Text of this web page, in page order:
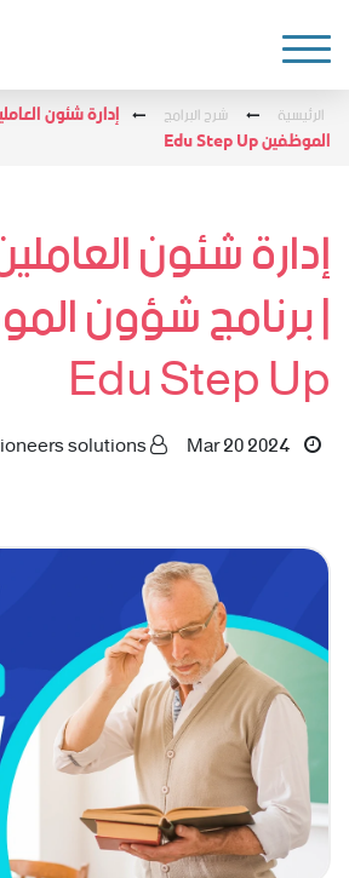
الرئيسية شرح البرامج
إدارة شئون
الموظفين Edu Step Up
إدارة شئون
| برنامج شؤون
Edu Step Up
Mar 20 2024
solutions